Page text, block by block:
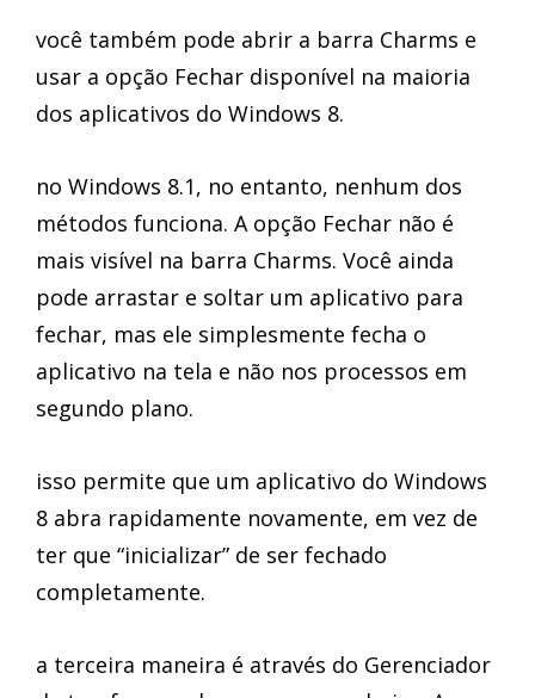
você também pode abrir a barra Charms e
usar a opção Fechar disponível na maioria
dos aplicativos do Windows 8.
no Windows 8.1, no entanto, nenhum dos
métodos funciona. A opção Fechar não é
mais visível na barra Charms. Você ainda
pode arrastar e soltar um aplicativo para
fechar, mas ele simplesmente fecha o
aplicativo na tela e não nos processos em
segundo plano.
isso permite que um aplicativo do Windows
8 abra rapidamente novamente, em vez de
ter que “inicializar” de ser fechado
completamente.
a terceira maneira é através do Gerenciador